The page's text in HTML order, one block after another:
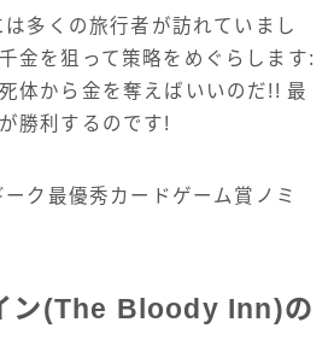
多くの旅行者が訪れていまし
金を狙って策略をめぐらします:
体から金を奪えばいいのだ!! 最
勝利するのです!
ク最優秀カードゲーム賞ノミ
ン(The Bloody Inn)の